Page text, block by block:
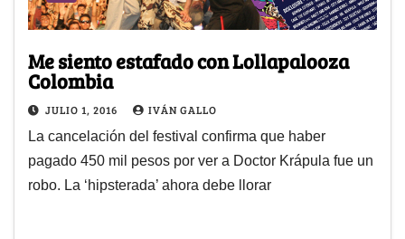
Me siento estafado con Lollapalooza
Colombia
JULIO 1, 2016 IVÁN GALLO
La cancelación del festival confirma que haber
pagado 450 mil pesos por ver a Doctor Krápula fue un
robo. La ‘hipsterada’ ahora debe llorar